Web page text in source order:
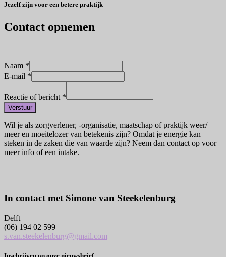
Jezelf zijn voor een betere praktijk
Contact opnemen
Naam *
E-mail *
Reactie of bericht *
Verstuur
Wil je als zorgverlener, -organisatie, maatschap of praktijk weer/
meer en moeitelozer van betekenis zijn? Omdat je energie kan
steken in de zaken die van waarde zijn? Neem dan contact op voor
meer info of een intake.
In contact met Simone van Steekelenburg
Delft
(06) 194 02 599
s.van.steekelenburg@gmail.com